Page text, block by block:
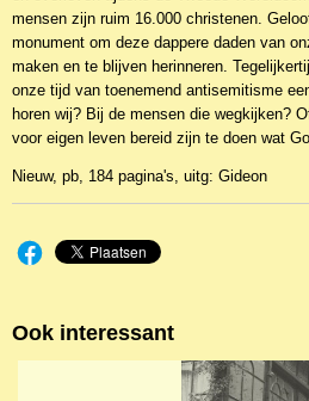
mensen zijn ruim 16.000 christenen.
monument om deze dappere daden van
maken en te blijven herinneren.
onze tijd van toenemend antisemitisme
horen wij? Bij de mensen die wegkijken?
voor eigen leven bereid zijn te doen wat
Nieuw, pb, 184 pagina's, uitg: Gideon
Ook interessant